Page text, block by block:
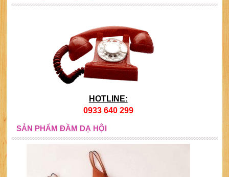
HOTLINE:
0933 640 299
SẢN PHẨM ĐẦM DẠ HỘI